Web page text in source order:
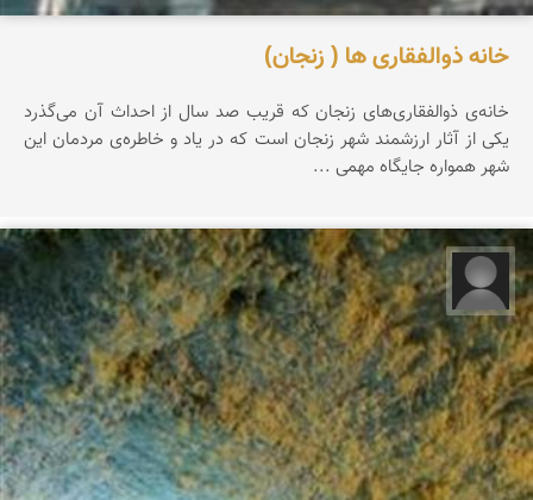
خانه ذوالفقاری ها ( زنجان)
خانه‌ی ذوالفقاری‌های زنجان كه قریب صد سال از احداث آن می‌گذرد
یكی از آثار ارزشمند شهر زنجان است كه در یاد و خاطره‌ی مردمان این
شهر همواره جایگاه مهمی ...
فاطمه وفائیان